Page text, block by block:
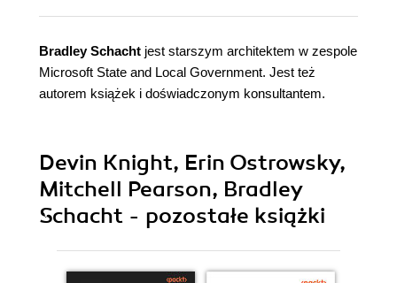
Bradley Schacht jest starszym architektem w zespole
Microsoft State and Local Government. Jest też
autorem książek i doświadczonym konsultantem.
Devin Knight, Erin Ostrowsky,
Mitchell Pearson, Bradley
Schacht - pozostałe książki